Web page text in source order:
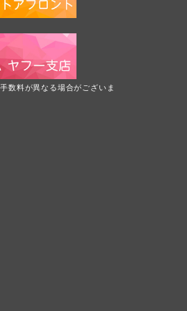
数料が異なる場合がございま